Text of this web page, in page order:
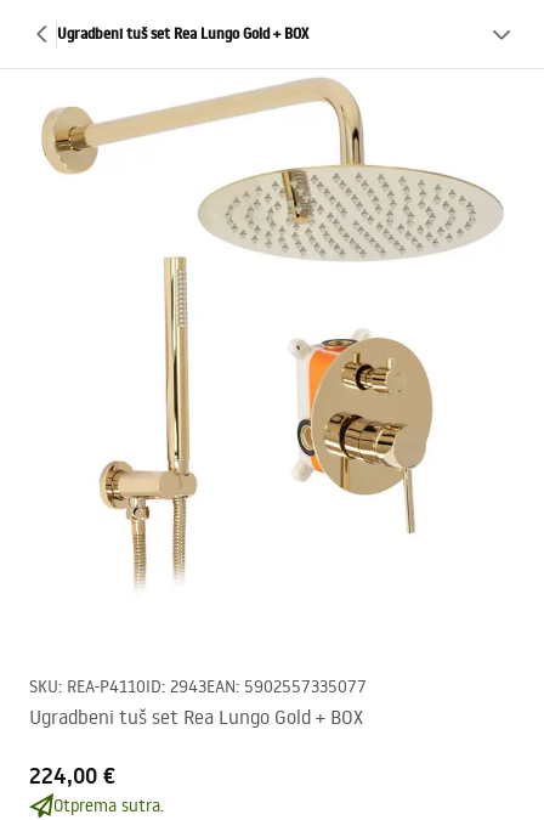
Ugradbeni tuš set Rea Lungo Gold + BOX
SKU: REA-P4110ID: 2943EAN: 5902557335077
Ugradbeni tuš set Rea Lungo Gold + BOX
224,00 €
Otprema sutra.